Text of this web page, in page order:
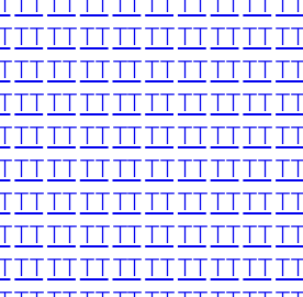
TTTTTTTTTTTTTTTTTT
TTTTTTTTTTTTTTTTTT
TTTTTTTTTTTTTTTTTT
TTTTTTTTTTTTTTTTTT
TTTTTTTTTTTTTTTTTT
TTTTTTTTTTTTTTTTTT
TTTTTTTTTTTTTTTTTT
TTTTTTTTTTTTTTTTTT